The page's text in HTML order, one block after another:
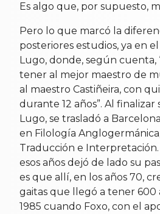
Es algo que, por supuesto,
Pero lo que marcó la
posteriores estudios, ya en
Lugo, donde, según
tener al mejor maestro de
al maestro Castiñeira, con
durante 12 años”. Al finalizar
Lugo, se trasladó a
en Filología
Traducción e
esos años dejó de lado su
es que allí, en los años 70,
gaitas que llegó a tener 600
1985 cuando Foxo, con el